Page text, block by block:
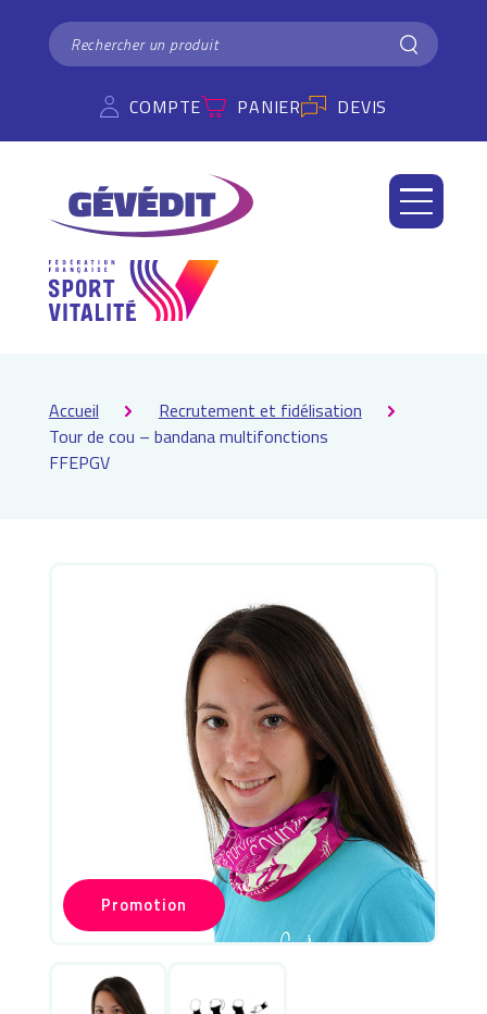
RECHERCHER Rechercher
COMPTE PANIER DEVIS
Accueil
Recrutement et fidélisation
Tour de cou – bandana multifonctions
FFEPGV
Promotion